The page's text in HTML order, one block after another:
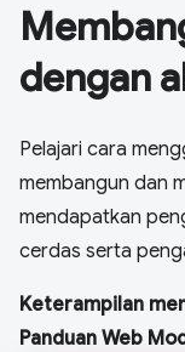
dengan
Pelajari cara
membangun dan
mendapatkan
cerdas serta
Keterampilan
Panduan Web